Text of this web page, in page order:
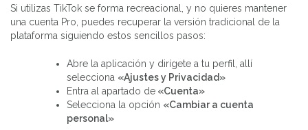
Si utilizas TikTok se forma recreacional, y no quieres mantener
una cuenta Pro, puedes recuperar la versión tradicional de la
plataforma siguiendo estos sencillos pasos:
Abre la aplicación y dirígete a tu perfil, allí
selecciona «Ajustes y Privacidad»
Entra al apartado de «Cuenta»
Selecciona la opción «Cambiar a cuenta
personal»